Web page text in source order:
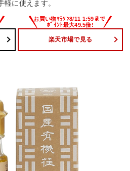
に使えます。
楽天市場で見る